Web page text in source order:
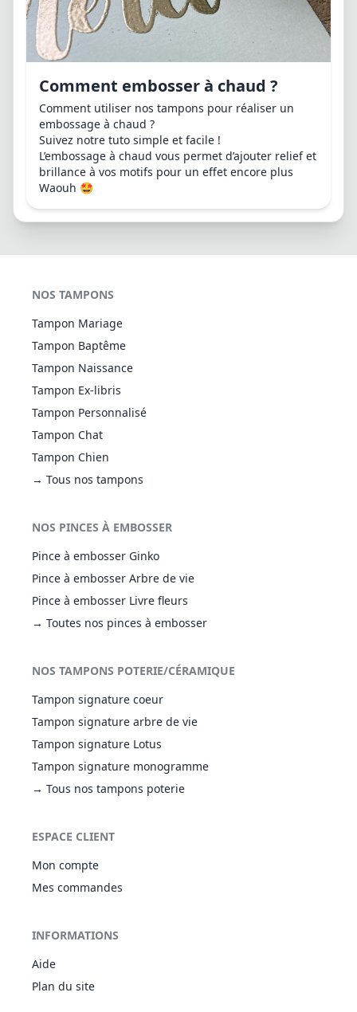
Comment embosser à chaud ?
Comment utiliser nos tampons pour réaliser un
embossage à chaud ?
Suivez notre tuto simple et facile !
L’embossage à chaud vous permet d’ajouter relief et
brillance à vos motifs pour un effet encore plus
Waouh 🤩
NOS TAMPONS
Tampon Mariage
Tampon Baptême
Tampon Naissance
Tampon Ex-libris
Tampon Personnalisé
Tampon Chat
Tampon Chien
→ Tous nos tampons
NOS PINCES À EMBOSSER
Pince à embosser Ginko
Pince à embosser Arbre de vie
Pince à embosser Livre fleurs
→ Toutes nos pinces à embosser
NOS TAMPONS POTERIE/CÉRAMIQUE
Tampon signature coeur
Tampon signature arbre de vie
Tampon signature Lotus
Tampon signature monogramme
→ Tous nos tampons poterie
ESPACE CLIENT
Mon compte
Mes commandes
INFORMATIONS
Aide
Plan du site